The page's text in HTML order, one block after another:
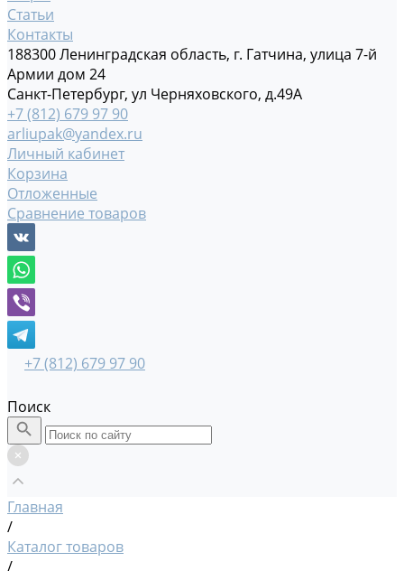
Статьи
Контакты
188300 Ленинградская область, г. Гатчина, улица 7-й
Армии дом 24
Санкт-Петербург, ул Черняховского, д.49А
+7 (812) 679 97 90
arliupak@yandex.ru
Личный кабинет
Корзина
Отложенные
Сравнение товаров
+7 (812) 679 97 90
Поиск
Главная
/
Каталог товаров
/